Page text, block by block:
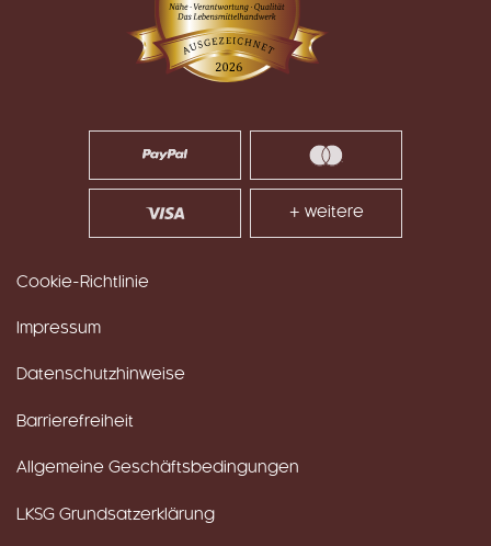
+ weitere
Cookie-Richtlinie
Impressum
Datenschutzhinweise
Barrierefreiheit
Allgemeine Geschäftsbedingungen
LKSG Grundsatzerklärung